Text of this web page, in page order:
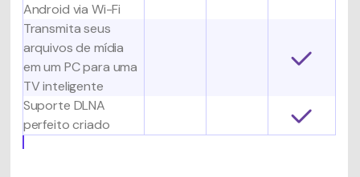
Android via Wi-Fi
Transmita seus
arquivos de mídia
em um PC para uma
TV inteligente
Suporte DLNA
perfeito criado